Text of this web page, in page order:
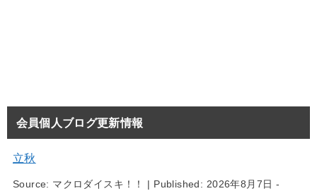
会員個人ブログ更新情報
立秋
Source: マクロダイスキ！！ | Published: 2026年8月7日 -